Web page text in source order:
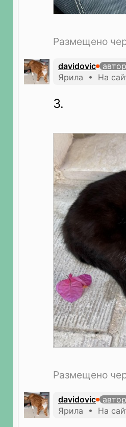
Размещено
davidovic
автор
Ярила • На
3.
Размещено
davidovic
автор
Ярила • На